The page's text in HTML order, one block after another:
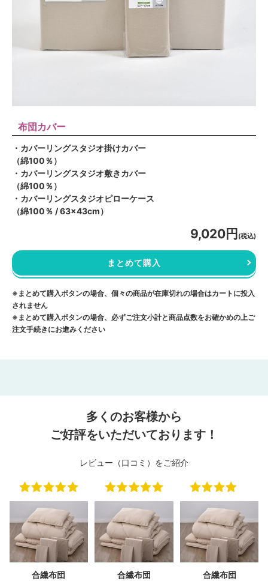
布団カバー
・カバーリングスタジオ掛けカバー
（綿100％）
・カバーリングスタジオ敷きカバー
（綿100％）
・カバーリングスタジオピローケース
（綿100％ / 63×43cm）
9,020円 (税込)
まとめて購入
※まとめて購入ボタンの場合、個々の商品が在庫切れの場合はカートに投入
されません
※まとめて購入ボタンの場合、必ずご注文小計と商品点数をお確かめの上ご
注文手続きにお進みください
多くのお客様から
ご好評をいただいております！
レビュー（口コミ）をご紹介
合繊布団
合繊布団
合繊布団